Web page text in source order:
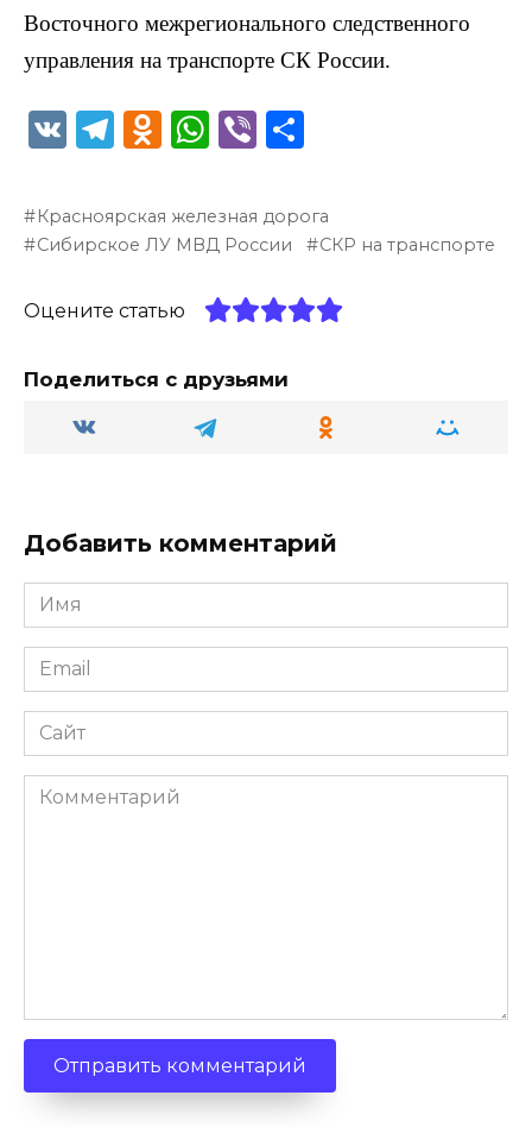
Восточного межрегионального следственного
управления на транспорте СК России.
V
T
e
g
m
O
n
o
a
ni
ki
W
a
ts
p
Vi
er п
р
в
ь
Красноярская железная дорога
Сибирское ЛУ МВД России
СКР на транспорте
Оцените статью
Поделиться с друзьями
Добавить комментарий
Имя
Email
Сайт
Комментарий